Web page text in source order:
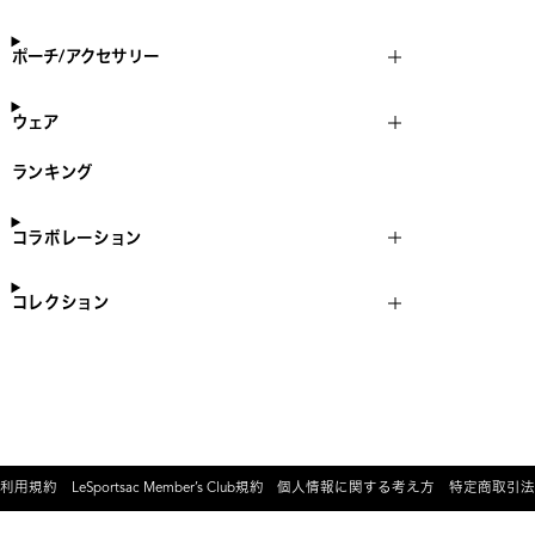
ポーチ/アクセサリー
ウェア
ランキング
コラボレーション
コレクション
利用規約 LeSportsac Member’s Club規約 個人情報に関する考え方 特定商取引